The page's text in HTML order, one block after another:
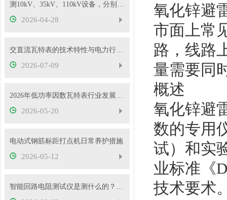
测10kV、35kV、110kV设备，分别选哪种高压试验变压器？
2026-04-28
交直流瓦特表的技术特性与电力行业应用实践
2026-07-09
2026年低功率因数瓦特表行业发展概况
2026-05-20
电动式钢筋标距打点机日常养护措施
2026-05-12
智能回路电阻测试仪是测什么的？主要用途有哪些？
氧化锌避
市面上常
路，线路
量需要同
概述
氧化锌避
数的专用
试）和实
业标准《
技术要术